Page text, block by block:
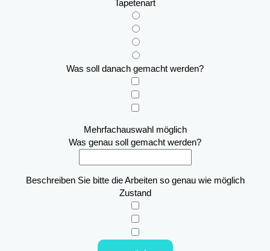
Tapetenart
Was soll danach gemacht werden?
Mehrfachauswahl möglich
Was genau soll gemacht werden?
Beschreiben Sie bitte die Arbeiten so genau wie möglich
Zustand